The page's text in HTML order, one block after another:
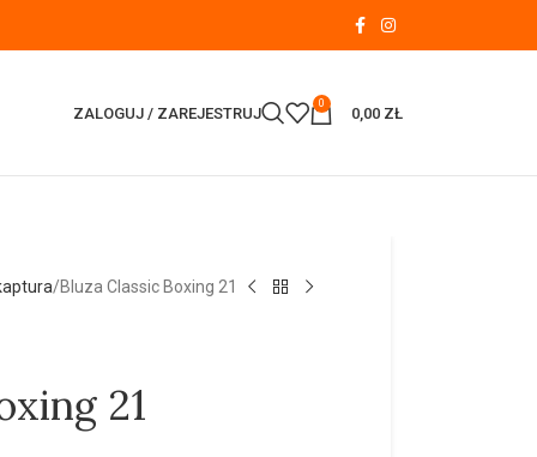
ZALOGUJ / ZAREJESTRUJ
0
0,00 ZŁ
Bluza Classic Boxing 21
21